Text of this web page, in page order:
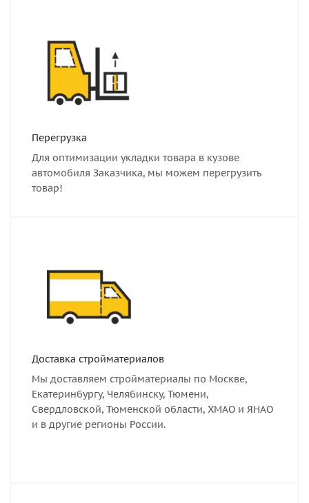
Перегрузка
Для оптимизации укладки товара в кузове
автомобиля Заказчика, мы можем перегрузить
товар!
Доставка стройматериалов
Мы доставляем стройматериалы по Москве,
Екатеринбургу, Челябинску, Тюмени,
Свердловской, Тюменской области, ХМАО и ЯНАО
и в другие регионы России.